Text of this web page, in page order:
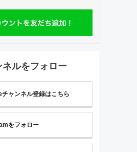
ルをフォロー
ャンネル登録はこちら
をフォロー